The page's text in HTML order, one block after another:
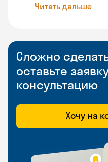
Читать дальше
Сложно
оставьте
консультацию
Хочу на